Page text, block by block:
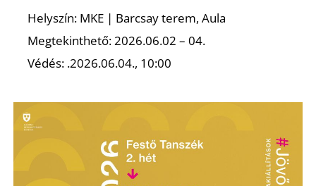
Helyszín: MKE | Barcsay terem, Aula
Megtekinthető: 2026.06.02 – 04.
Védés: .2026.06.04., 10:00